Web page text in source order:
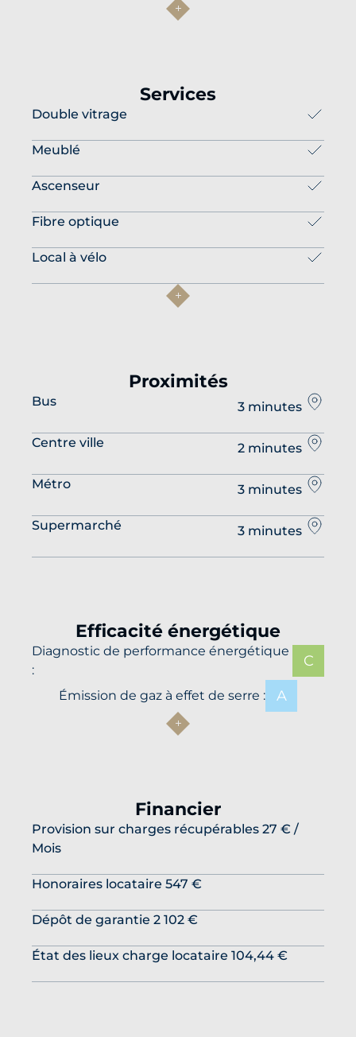
Services
Double vitrage
Meublé
Ascenseur
Fibre optique
Local à vélo
Proximités
Bus 3 minutes
Centre ville 2 minutes
Métro 3 minutes
Supermarché 3 minutes
Efficacité énergétique
Diagnostic de performance énergétique
:
C
Émission de gaz à effet de serre : A
Financier
Provision sur charges récupérables 27 € /
Mois
Honoraires locataire 547 €
Dépôt de garantie 2 102 €
État des lieux charge locataire 104,44 €